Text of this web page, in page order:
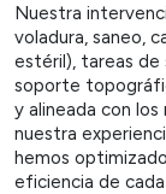
Nuestra
voladura, saneo,
estéril), tareas de
soporte
y alineada con
nuestra
hemos
eficiencia de